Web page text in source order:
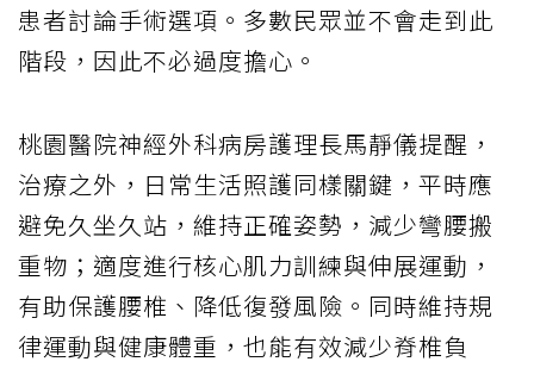
患者討論手術選項。多數民眾並不會走到此
階段，因此不必過度擔心。
桃園醫院神經外科病房護理長馬靜儀提醒，
治療之外，日常生活照護同樣關鍵，平時應
避免久坐久站，維持正確姿勢，減少彎腰搬
重物；適度進行核心肌力訓練與伸展運動，
有助保護腰椎、降低復發風險。同時維持規
律運動與健康體重，也能有效減少脊椎負